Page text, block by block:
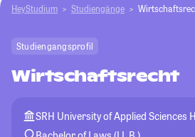
HeyStudium Studiengänge
Studiengangsprofil
Wirtschaftsrecht
SRH University of Applied Sciences